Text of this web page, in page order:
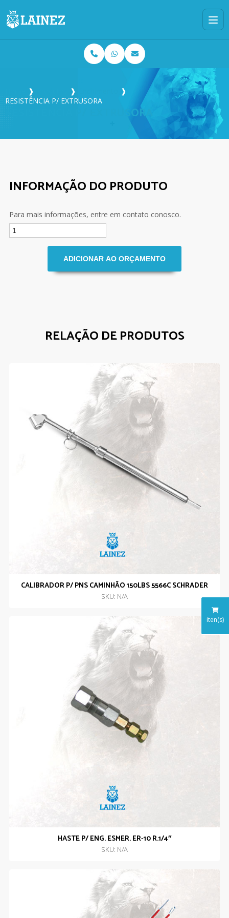
iten(s)
❱ ❱
❱
RESISTÊNCIA P/ EXTRUSORA
RESISTÊNCIA P/ EXTRUSORA
INFORMAÇÃO DO PRODUTO
Para mais informações, entre em contato conosco.
RELAÇÃO DE PRODUTOS
CALIBRADOR P/ PNS CAMINHÃO 150LBS 5566C SCHRADER
SKU: N/A
HASTE P/ ENG. ESMER. ER-10 R.1/4″
SKU: N/A